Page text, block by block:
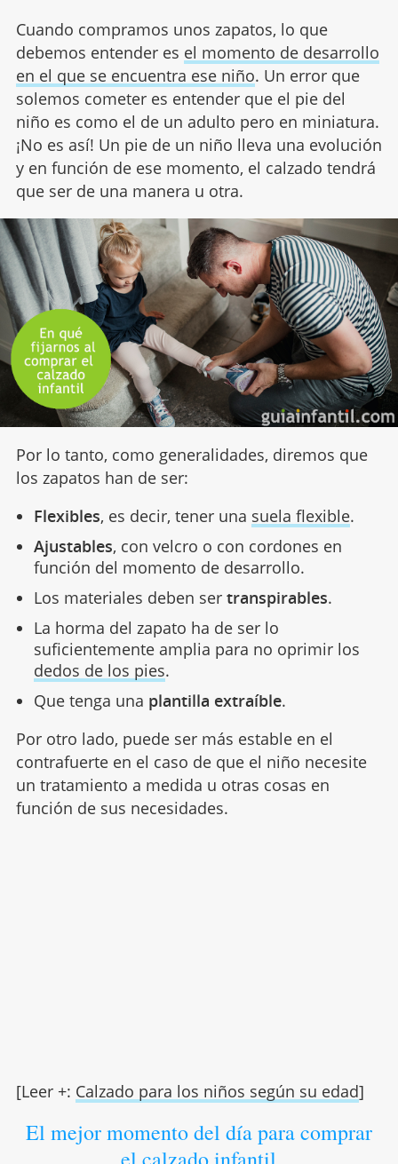
Cuando compramos unos zapatos, lo que
debemos entender es el momento de desarrollo
en el que se encuentra ese niño. Un error que
solemos cometer es entender que el pie del
niño es como el de un adulto pero en miniatura.
¡No es así! Un pie de un niño lleva una evolución
y en función de ese momento, el calzado tendrá
que ser de una manera u otra.
Por lo tanto, como generalidades, diremos que
los zapatos han de ser:
Flexibles, es decir, tener una suela flexible.
Ajustables, con velcro o con cordones en
función del momento de desarrollo.
Los materiales deben ser transpirables.
La horma del zapato ha de ser lo
suficientemente amplia para no oprimir los
dedos de los pies.
Que tenga una plantilla extraíble.
Por otro lado, puede ser más estable en el
contrafuerte en el caso de que el niño necesite
un tratamiento a medida u otras cosas en
función de sus necesidades.
[Leer +: Calzado para los niños según su edad]
El mejor momento del día para comprar
el calzado infantil